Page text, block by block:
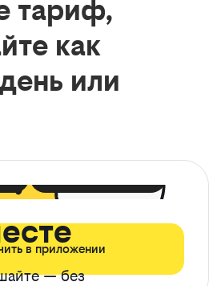
тариф,
как
или
— без
в приложении